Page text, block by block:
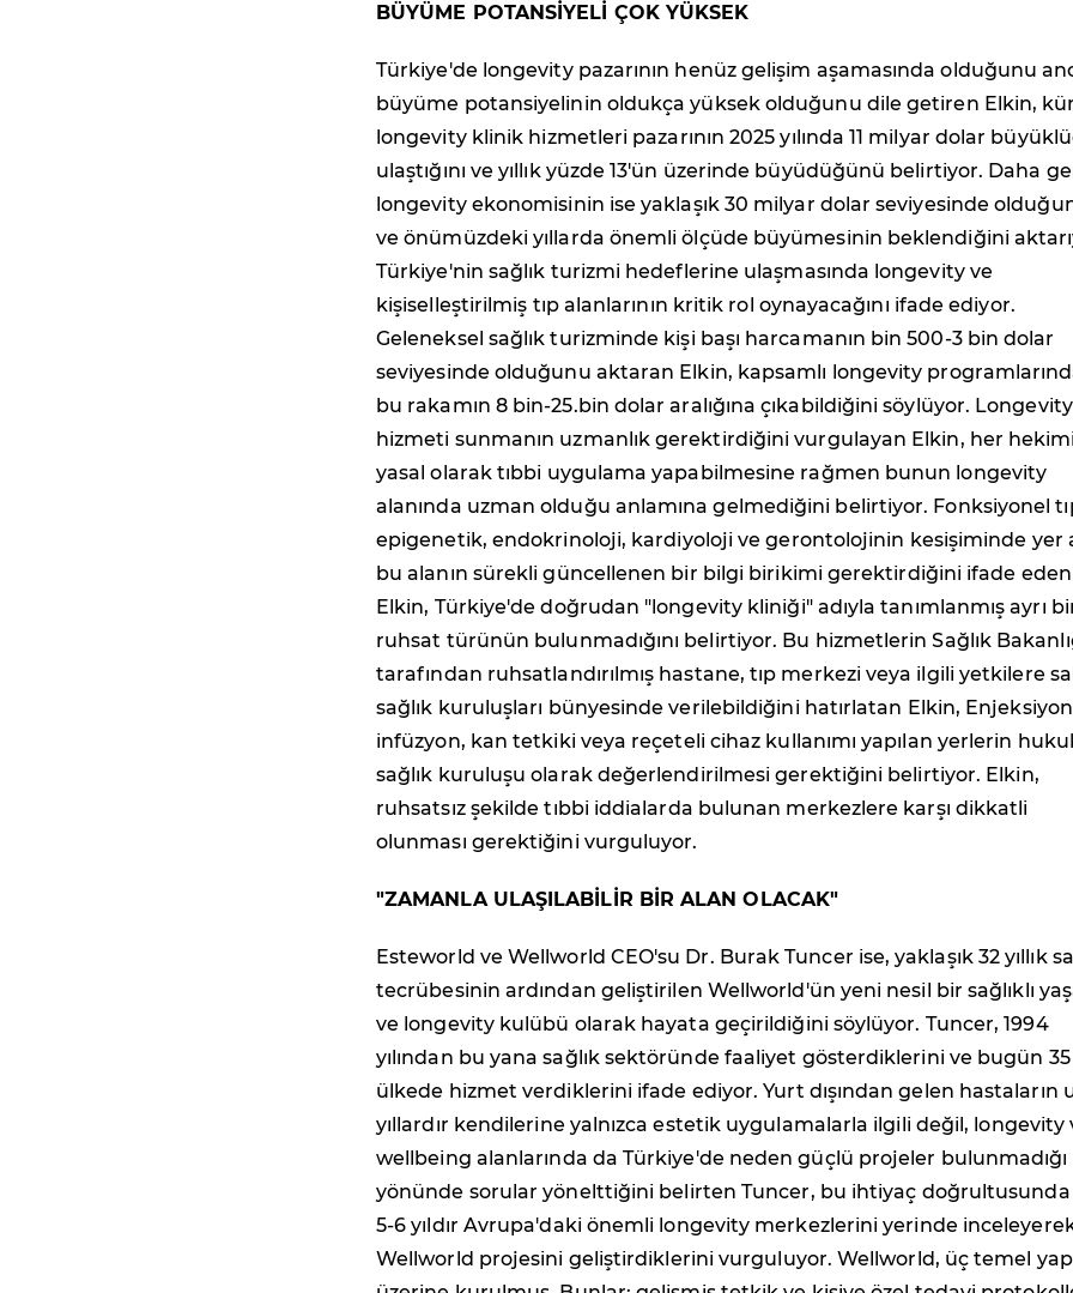
BÜYÜME POTANSİYELİ ÇOK YÜKSEK
Türkiye'de longevity pazarının henüz gelişim aşamasında olduğunu
büyüme potansiyelinin oldukça yüksek olduğunu dile getiren Elkin,
longevity klinik hizmetleri pazarının 2025 yılında 11 milyar dolar
ulaştığını ve yıllık yüzde 13'ün üzerinde büyüdüğünü belirtiyor. Daha
longevity ekonomisinin ise yaklaşık 30 milyar dolar seviyesinde
ve önümüzdeki yıllarda önemli ölçüde büyümesinin beklendiğini
Türkiye'nin sağlık turizmi hedeflerine ulaşmasında longevity ve
kişiselleştirilmiş tıp alanlarının kritik rol oynayacağını ifade ediyor.
Geleneksel sağlık turizminde kişi başı harcamanın bin 500-3 bin dolar
seviyesinde olduğunu aktaran Elkin, kapsamlı longevity
bu rakamın 8 bin-25.bin dolar aralığına çıkabildiğini söylüyor. Longevity
hizmeti sunmanın uzmanlık gerektirdiğini vurgulayan Elkin, her
yasal olarak tıbbi uygulama yapabilmesine rağmen bunun longevity
alanında uzman olduğu anlamına gelmediğini belirtiyor. Fonksiyonel
epigenetik, endokrinoloji, kardiyoloji ve gerontolojinin kesişiminde yer
bu alanın sürekli güncellenen bir bilgi birikimi gerektirdiğini ifade eden
Elkin, Türkiye'de doğrudan "longevity kliniği" adıyla tanımlanmış ayrı
ruhsat türünün bulunmadığını belirtiyor. Bu hizmetlerin Sağlık
tarafından ruhsatlandırılmış hastane, tıp merkezi veya ilgili yetkilere
sağlık kuruluşları bünyesinde verilebildiğini hatırlatan Elkin,
infüzyon, kan tetkiki veya reçeteli cihaz kullanımı yapılan yerlerin
sağlık kuruluşu olarak değerlendirilmesi gerektiğini belirtiyor. Elkin,
ruhsatsız şekilde tıbbi iddialarda bulunan merkezlere karşı dikkatli
olunması gerektiğini vurguluyor.
"ZAMANLA ULAŞILABİLİR BİR ALAN OLACAK"
Esteworld ve Wellworld CEO'su Dr. Burak Tuncer ise, yaklaşık 32 yıllık
tecrübesinin ardından geliştirilen Wellworld'ün yeni nesil bir sağlıklı
ve longevity kulübü olarak hayata geçirildiğini söylüyor. Tuncer, 1994
yılından bu yana sağlık sektöründe faaliyet gösterdiklerini ve bugün 35
ülkede hizmet verdiklerini ifade ediyor. Yurt dışından gelen hastaların
yıllardır kendilerine yalnızca estetik uygulamalarla ilgili değil, longevity
wellbeing alanlarında da Türkiye'de neden güçlü projeler bulunmadığı
yönünde sorular yönelttiğini belirten Tuncer, bu ihtiyaç doğrultusunda
5-6 yıldır Avrupa'daki önemli longevity merkezlerini yerinde
Wellworld projesini geliştirdiklerini vurguluyor. Wellworld, üç temel